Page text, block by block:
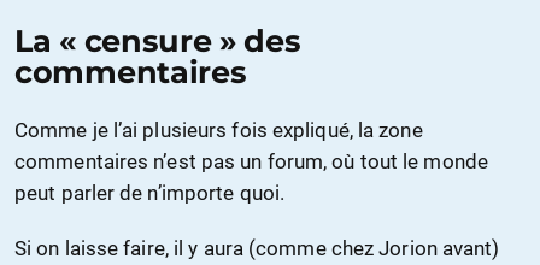
La « censure » des
commentaires
Comme je l’ai plusieurs fois expliqué, la zone
commentaires n’est pas un forum, où tout le monde
peut parler de n’importe quoi.
Si on laisse faire, il y aura (comme chez Jorion avant)